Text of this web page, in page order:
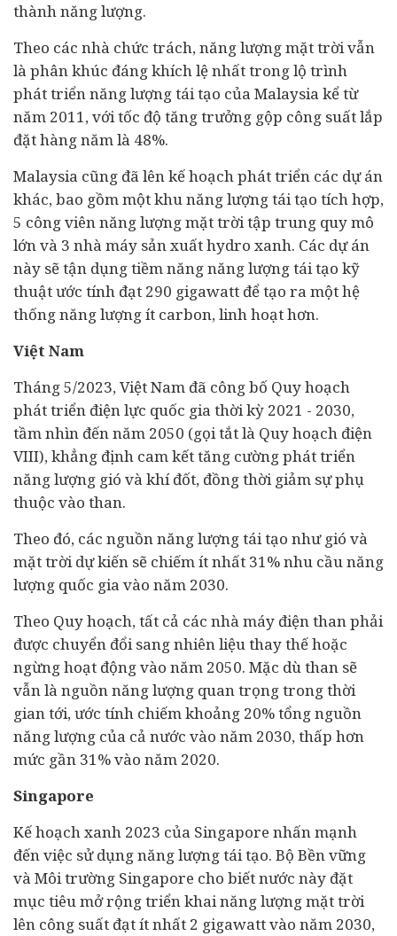
thành năng lượng.
Theo các nhà chức trách, năng lượng mặt trời vẫn
là phân khúc đáng khích lệ nhất trong lộ trình
phát triển năng lượng tái tạo của Malaysia kể từ
năm 2011, với tốc độ tăng trưởng gộp công suất lắp
đặt hàng năm là 48%.
Malaysia cũng đã lên kế hoạch phát triển các dự án
khác, bao gồm một khu năng lượng tái tạo tích hợp,
5 công viên năng lượng mặt trời tập trung quy mô
lớn và 3 nhà máy sản xuất hydro xanh. Các dự án
này sẽ tận dụng tiềm năng năng lượng tái tạo kỹ
thuật ước tính đạt 290 gigawatt để tạo ra một hệ
thống năng lượng ít carbon, linh hoạt hơn.
Việt Nam
Tháng 5/2023, Việt Nam đã công bố Quy hoạch
phát triển điện lực quốc gia thời kỳ 2021 - 2030,
tầm nhìn đến năm 2050 (gọi tắt là Quy hoạch điện
VIII), khẳng định cam kết tăng cường phát triển
năng lượng gió và khí đốt, đồng thời giảm sự phụ
thuộc vào than.
Theo đó, các nguồn năng lượng tái tạo như gió và
mặt trời dự kiến sẽ chiếm ít nhất 31% nhu cầu năng
lượng quốc gia vào năm 2030.
Theo Quy hoạch, tất cả các nhà máy điện than phải
được chuyển đổi sang nhiên liệu thay thế hoặc
ngừng hoạt động vào năm 2050. Mặc dù than sẽ
vẫn là nguồn năng lượng quan trọng trong thời
gian tới, ước tính chiếm khoảng 20% tổng nguồn
năng lượng của cả nước vào năm 2030, thấp hơn
mức gần 31% vào năm 2020.
Singapore
Kế hoạch xanh 2023 của Singapore nhấn mạnh
đến việc sử dụng năng lượng tái tạo. Bộ Bền vững
và Môi trường Singapore cho biết nước này đặt
mục tiêu mở rộng triển khai năng lượng mặt trời
lên công suất đạt ít nhất 2 gigawatt vào năm 2030,